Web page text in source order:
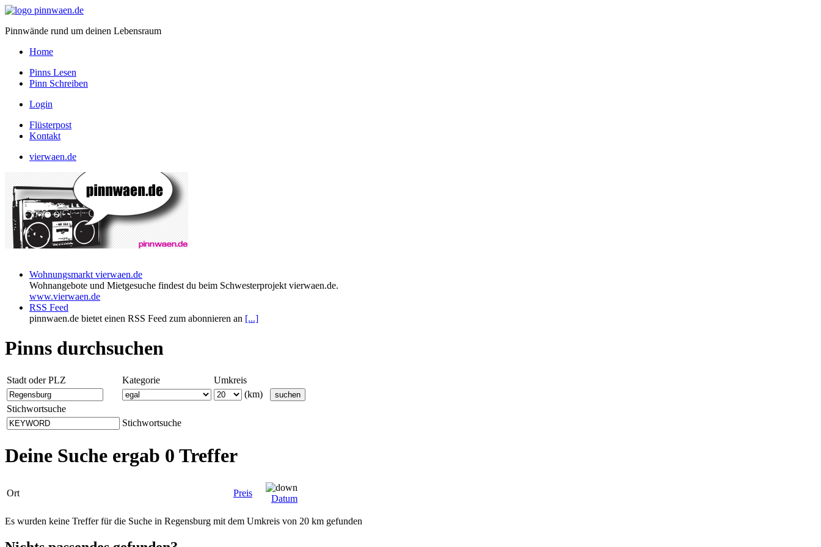
Pinnwände rund um deinen Lebensraum
Home
Pinns Lesen
Pinn Schreiben
Login
Flüsterpost
Kontakt
vierwaen.de
Wohnungsmarkt vierwaen.de
Wohnangebote und Mietgesuche findest du beim Schwesterprojekt vierwaen.de.
www.vierwaen.de
RSS Feed
pinnwaen.de bietet einen RSS Feed zum abonnieren an [...]
Pinns durchsuchen
Stadt oder PLZ Kategorie
Umkreis
(km)
Stichwortsuche
Stichwortsuche
Deine Suche ergab 0 Treffer
Ort Preis
Datum
Es wurden keine Treffer für die Suche in Regensburg mit dem Umkreis von 20 km gefunden